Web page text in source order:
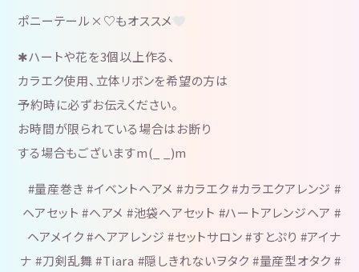
ポニーテール×♡もオススメ
✱ハートや花を3個以上作る、
カラエク使用、立体リボンを希望の方は
予約時に必ずお伝えください。
お時間が限られている場合はお断り
する場合もございますm(_ _)m
#量産巻き #イベントヘアメ #カラエク #カラエクアレンジ #
ヘアセット #ヘアメ #池袋ヘアセット #ハートアレンジヘア #
ヘアメイク #ヘアアレンジ #セットサロン #すとぷり #アイナ
ナ #刀剣乱舞 #Tiara #隠しきれないヲタク #量産型オタク #